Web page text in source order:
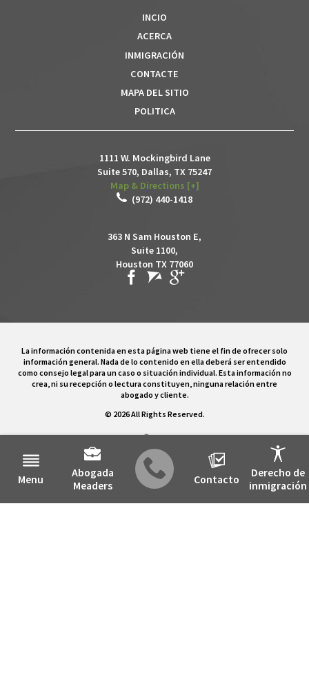
Menu
Abogada
Meaders
Contacto
Derecho de
inmigración
INCIO
ACERCA
INMIGRACIÓN
CONTACTE
MAPA DEL SITIO
POLITICA
1111 W. Mockingbird Lane
Suite 570, Dallas, TX 75247
Map & Directions [+]
(972) 440-1418
363 N Sam Houston E,
Suite 1100,
Houston TX 77060
La información contenida en esta página web tiene el fin de ofrecer solo
información general. Nada de lo contenido en ella deberá ser entendido
como consejo legal para un caso o situación individual. Esta información no
crea, ni su recepción o lectura constituyen, ninguna relación entre
abogado y cliente.
© 2026 All Rights Reserved.